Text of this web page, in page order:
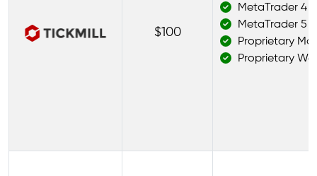
$100
MetaTrader 4
MetaTrader 5
Proprietary
Proprietary